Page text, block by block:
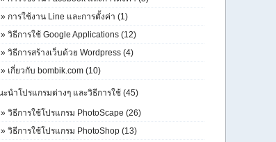
» การใช้งาน Line และการตั้งค่า (1)
» วิธีการใช้ Google Applications (12)
» วิธีการสร้างเว็บด้วย Wordpress (4)
» เกี่ยวกับ bombik.com (10)
ะนำโปรแกรมต่างๆ และวิธีการใช้ (45)
» วิธีการใช้โปรแกรม PhotoScape (26)
» วิธีการใช้โปรแกรม PhotoShop (13)